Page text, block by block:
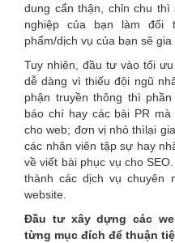
dung cẩn thận, chỉn chu
nghiệp của bạn làm đối
phẩm/dịch vụ của bạn sẽ gia
Tuy nhiên, đầu tư vào tối
dễ dàng vì thiếu đội ngũ
phận truyền thông thì
báo chí hay các bài PR
cho web; đơn vị nhỏ thìlại
các nhân viên tập sự hay
về viết bài phục vụ cho
thành các dịch vụ chuyên
website.
Đầu tư xây dựng các
từng mục đích để thuận